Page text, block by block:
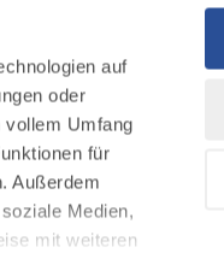
auf
oder
vollem Umfang
für
Außerdem
Medien,
mit weiteren